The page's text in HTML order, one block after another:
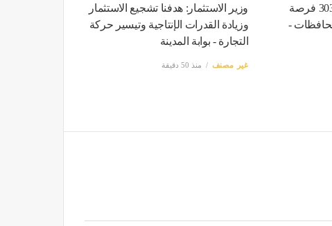
وزارة العمل تعلن عن 3032 فرصة
في 56 شركة بـ9 محافظات -
وزير الاستثمار: هدفنا تشجيع الاستثمار
وزيادة القدرات الإنتاجية وتيسير حركة
التجارة - بوابة المدينة
غير مصنف منذ 50 دقيقة